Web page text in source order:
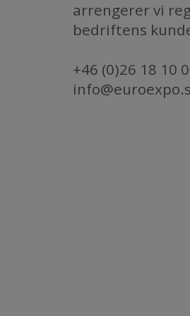
arrengerer vi
​​​​​​​bedriftens
+46 (0)26 18 10